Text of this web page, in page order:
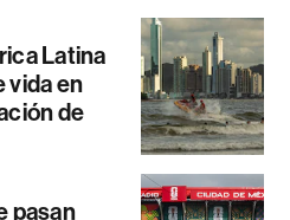
Latina
vida en
de
pasan